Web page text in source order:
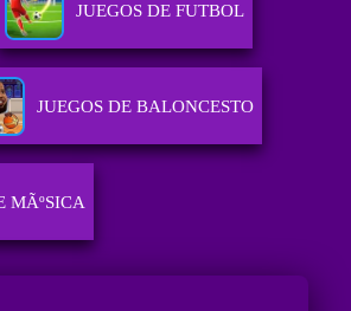
JUEGOS DE FUTBOL
JUEGOS DE BALONCESTO
MÃºSICA